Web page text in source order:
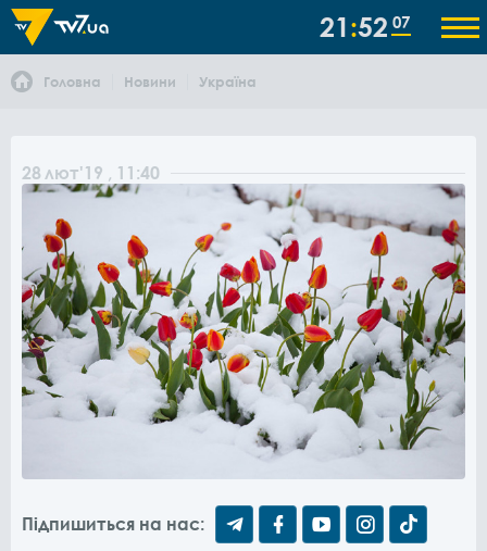
21 52 07
Головна Новини Україна
28 лют'19 , 11:40
Підпишиться на нас: